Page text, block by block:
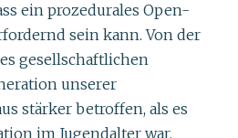
ein prozedurales Open-
sein kann. Von der
gesellschaftlichen
unserer
stärker betroffen, als es
im Jugendalter war.